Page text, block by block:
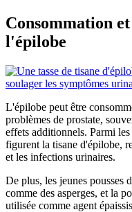
Consommation
l'épilobe
L'épilobe peut être
problèmes de prostate,
effets additionnels. Parmi
figurent la tisane d'épilobe,
et les infections urinaires.
De plus, les jeunes pousses
comme des asperges, et la
utilisée comme agent